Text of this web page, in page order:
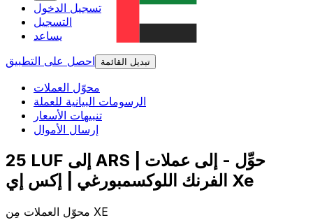
تسجيل الدخول
التسجيل
يساعد
احصل على التطبيق
تبديل القائمة
محوّل العملات
الرسومات البيانية للعملة
تنبيهات الأسعار
إرسال الأموال
25 LUF إلى ARS | حوِّل - إلى عملات
الفرنك اللوكسمبورغي | إكس إي Xe
محوّل العملات مِن XE